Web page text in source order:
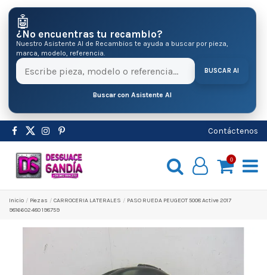
🤖
¿No encuentras tu recambio?
Nuestro Asistente AI de Recambios te ayuda a buscar por pieza,
marca, modelo, referencia.
BUSCAR AI
Buscar con Asistente AI
Contáctenos
0
Inicio Pіezas CARROCERIA LATERALES
PASO RUEDA PEUGEOT 5008 Active 2017
9816602480 198759